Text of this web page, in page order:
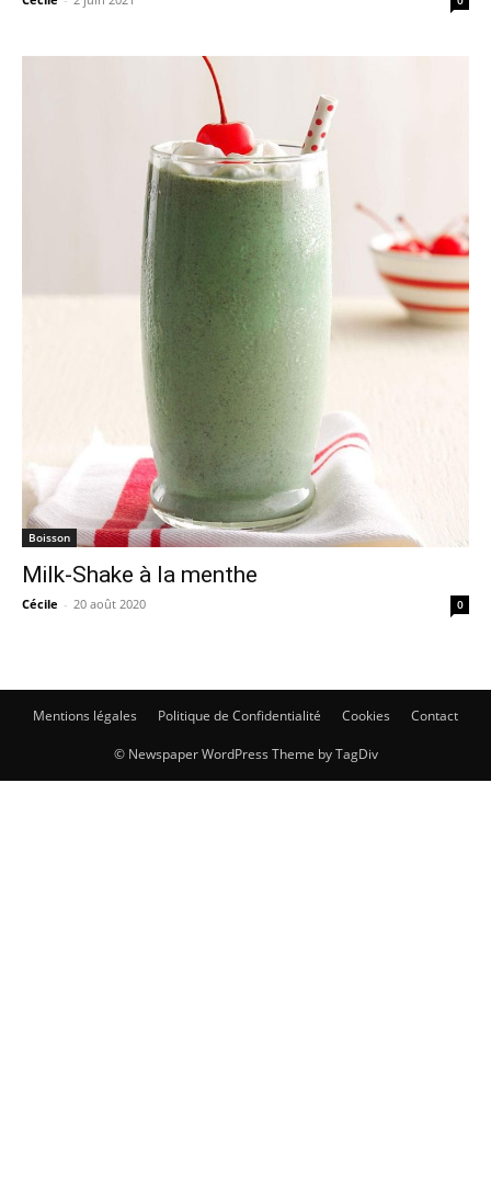
Boisson
Milk-Shake à la menthe
Cécile - 20 août 2020 0
Mentions légales Politique de Confidentialité Cookies Contact
© Newspaper WordPress Theme by TagDiv